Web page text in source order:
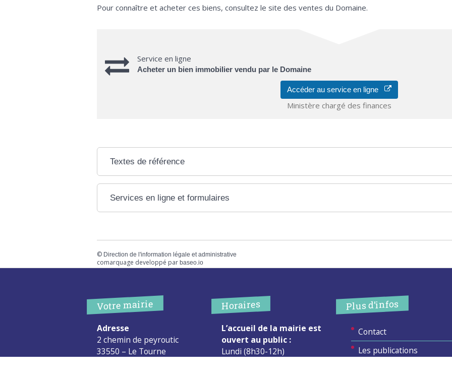
Pour connaître et acheter ces biens, consultez le site des ventes du Domaine.
Service en ligne
Acheter un bien immobilier vendu par le Domaine
Accéder au service en ligne
Ministère chargé des finances
Textes de référence
Services en ligne et formulaires
© Direction de l'information légale et administrative
comarquage developpé par baseo.io
Votre mairie
Adresse
2 chemin de peyroutic
33550 – Le Tourne
Horaires
L’accueil de la mairie est
ouvert au public :
Lundi (8h30-12h)
Plus d’infos
Contact
Les publications